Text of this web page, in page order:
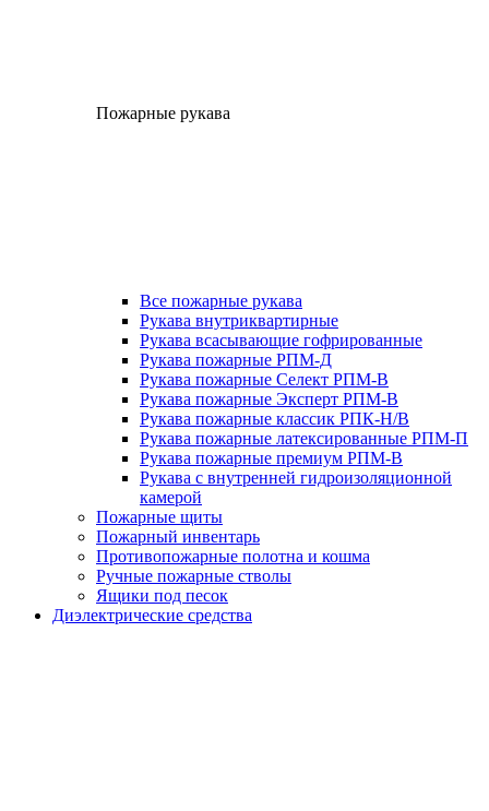
Пожарные рукава
Все пожарные рукава
Рукава внутриквартирные
Рукава всасывающие гофрированные
Рукава пожарные РПМ-Д
Рукава пожарные Селект РПМ-В
Рукава пожарные Эксперт РПМ-В
Рукава пожарные классик РПК-Н/В
Рукава пожарные латексированные РПМ-П
Рукава пожарные премиум РПМ-В
Рукава с внутренней гидроизоляционной
камерой
Пожарные щиты
Пожарный инвентарь
Противопожарные полотна и кошма
Ручные пожарные стволы
Ящики под песок
Диэлектрические средства